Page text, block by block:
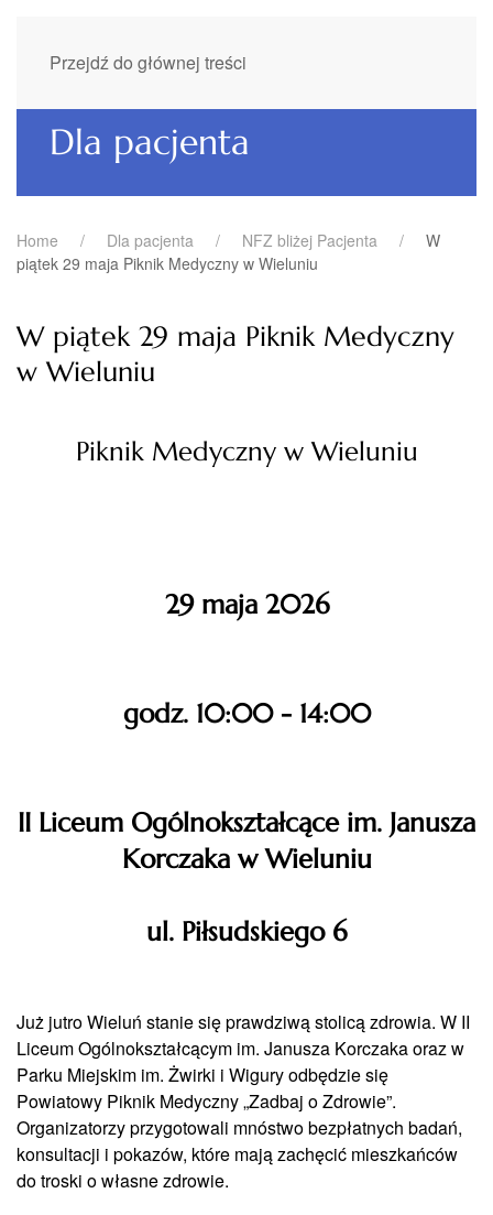
Przejdź do głównej treści
Dla pacjenta
Home Dla pacjenta NFZ bliżej Pacjenta
W
piątek 29 maja Piknik Medyczny w Wieluniu
W piątek 29 maja Piknik Medyczny
w Wieluniu
Piknik Medyczny w Wieluniu
29 maja 2026
godz. 10:00 - 14:00
II Liceum Ogólnokształcące im. Janusza
Korczaka w Wieluniu
ul. Piłsudskiego 6
Już jutro Wieluń stanie się prawdziwą stolicą zdrowia. W II
Liceum Ogólnokształcącym im. Janusza Korczaka oraz w
Parku Miejskim im. Żwirki i Wigury odbędzie się
Powiatowy Piknik Medyczny „Zadbaj o Zdrowie”.
Organizatorzy przygotowali mnóstwo bezpłatnych badań,
konsultacji i pokazów, które mają zachęcić mieszkańców
do troski o własne zdrowie.